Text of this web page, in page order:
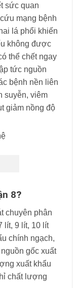
sức quan
mạng bệnh
lá phổi khiến
không được
thể chết ngay
tức nguồn
bệnh nền liên
suyễn, viêm
giảm nồng độ
8?
chuyên phân
lít, 9 lít, 10 lít
chính ngạch,
gốc xuất
xuất khẩu
chất lượng